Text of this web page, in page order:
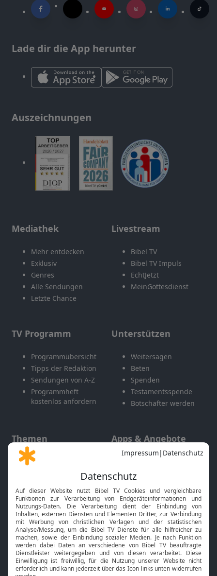
Lade dir die App herunter
Auszeichnungen
Mediathek
Mehr entdecken
Exklusiv
Genres
Alle Sendungen
Letzte Chance
Livestream
Bibel TV
Bibel TV Impuls
EchtJetzt
MeinGottesdienst
TV Programm
Programmübersicht
Tipps der Redaktion
Sendungen von A-Z
Programmheft
kostenlos anfordern
Unterstützen
Weitersagen
Beten
Spenden
Testamentsspende
Botschafter werden
Themen
Gott und Bibel erklärt
Neuigkeiten
Apps & Angebote
Mobile App
Smart TV
HbbTV
Bibelthek Online-Bibel
Nächster Gottesdienst
Bibel TV Service